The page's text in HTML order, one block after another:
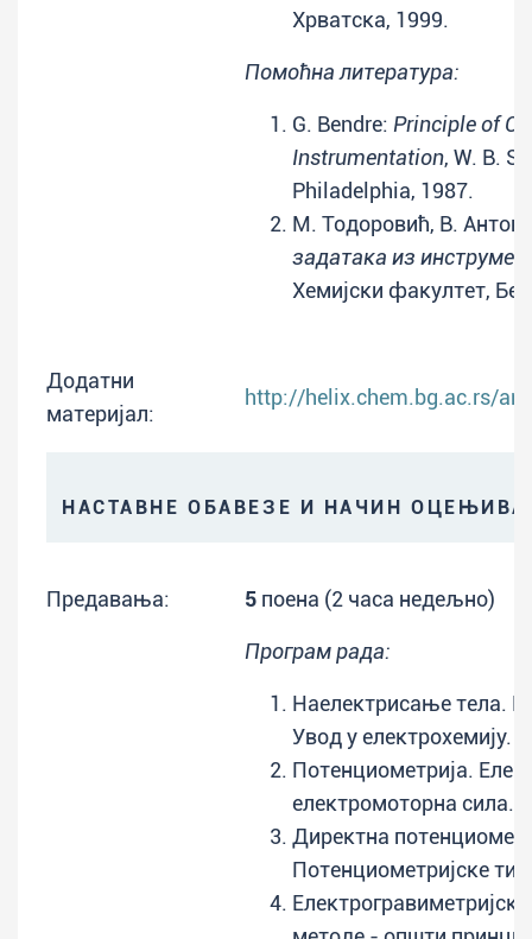
Хрватска, 1999.
Помоћна литература:
G. Bendre: Principle of
Instrumentation, W. B.
Philadelphia, 1987.
М. Тодоровић, В.
задатака из
Хемијски факултет,
Додатни
материјал:
http://helix.chem.bg.ac.rs/
НАСТАВНЕ ОБАВЕЗЕ И НАЧИН
Предавања: 5 поена (2 часа недељно)
Програм рада:
Наелектрисање тела.
Увод у електрохемију.
Потенциометрија.
електромоторна сила.
Директна
Потенциометријске